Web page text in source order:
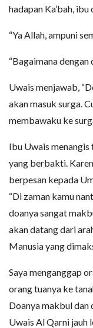
hadapan Ka’bah,
“Ya Allah, ampuni
“Bagaimana dengan
Uwais menjawab,
akan masuk surga.
membawaku ke
Ibu Uwais
yang berbakti.
berpesan kepada
“Di zaman kamu
doanya sangat
akan datang dari
Manusia yang
Saya menganggap
orang tuanya ke
Doanya makbul
Uwais Al Qarni jauh